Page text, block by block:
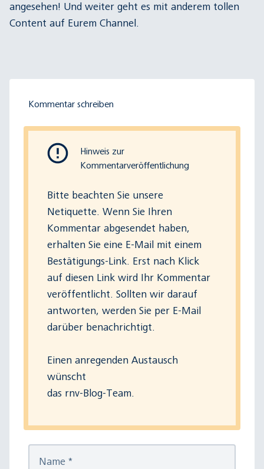
angesehen! Und weiter geht es mit anderem tollen
Content auf Eurem Channel.
Kommentar schreiben
Hinweis zur
Kommentarveröffentlichung
Bitte beachten Sie unsere
Netiquette. Wenn Sie Ihren
Kommentar abgesendet haben,
erhalten Sie eine E-Mail mit einem
Bestätigungs-Link. Erst nach Klick
auf diesen Link wird Ihr Kommentar
veröffentlicht. Sollten wir darauf
antworten, werden Sie per E-Mail
darüber benachrichtigt.
Einen anregenden Austausch
wünscht
das rnv-Blog-Team.
Name *